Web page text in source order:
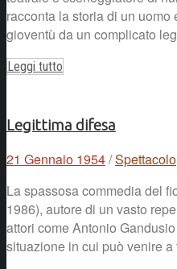
racconta la storia di un
gioventù da un complicato
Leggi tutto
Legittima difesa
21 Gennaio 1954/Spettacolo
La spassosa commedia del
1986), autore di un vasto
attori come Antonio
situazione in cui può venire